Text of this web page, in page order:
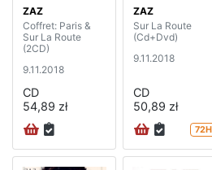
ZAZ
Coffret: Paris &
Sur La Route
(2CD)
9.11.2018
CD
54,89 zł
ZAZ
Sur La Route
(Cd+Dvd)
9.11.2018
CD
50,89 zł
72H